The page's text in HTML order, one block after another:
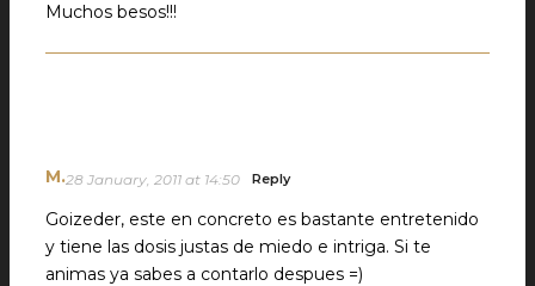
Muchos besos!!!
M.28 January, 2011 at 14:50 Reply
Goizeder, este en concreto es bastante entretenido
y tiene las dosis justas de miedo e intriga. Si te
animas ya sabes a contarlo despues =)